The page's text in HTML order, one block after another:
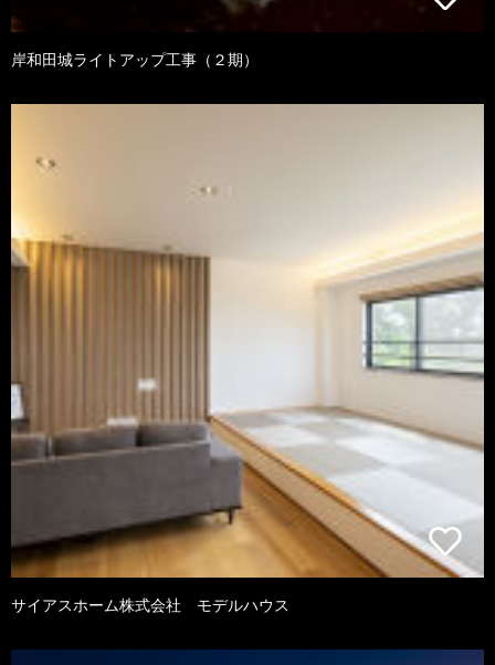
岸和田城ライトアップ工事（２期）
サイアスホーム株式会社 モデルハウス